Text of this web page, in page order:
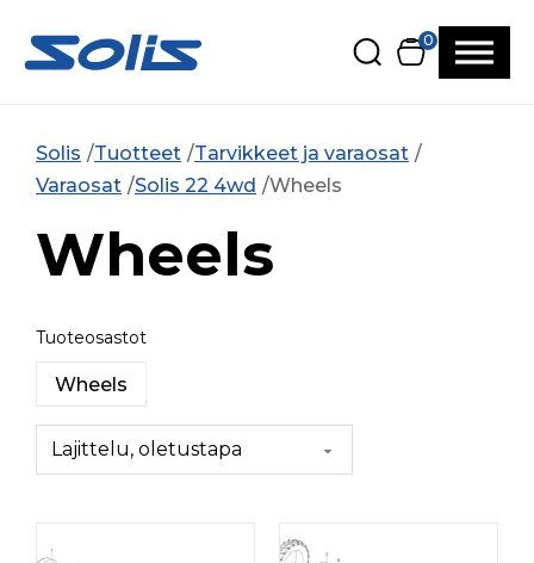
0
Solis Tuotteet
Tarvikkeet ja varaosat
Varaosat Solis 22 4wd Wheels
Wheels
Tuoteosastot
Wheels